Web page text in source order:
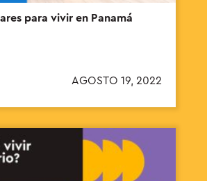
para vivir en Panamá
AGOSTO 19, 2022